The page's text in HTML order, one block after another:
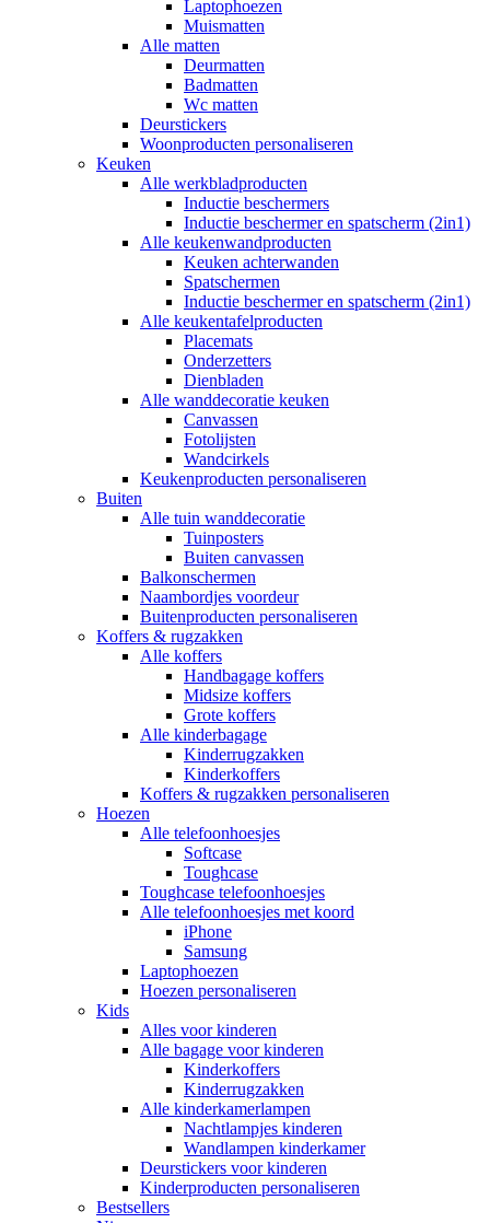
Laptophoezen
Muismatten
Alle matten
Deurmatten
Badmatten
Wc matten
Deurstickers
Woonproducten personaliseren
Keuken
Alle werkbladproducten
Inductie beschermers
Inductie beschermer en spatscherm (2in1)
Alle keukenwandproducten
Keuken achterwanden
Spatschermen
Inductie beschermer en spatscherm (2in1)
Alle keukentafelproducten
Placemats
Onderzetters
Dienbladen
Alle wanddecoratie keuken
Canvassen
Fotolijsten
Wandcirkels
Keukenproducten personaliseren
Buiten
Alle tuin wanddecoratie
Tuinposters
Buiten canvassen
Balkonschermen
Naambordjes voordeur
Buitenproducten personaliseren
Koffers & rugzakken
Alle koffers
Handbagage koffers
Midsize koffers
Grote koffers
Alle kinderbagage
Kinderrugzakken
Kinderkoffers
Koffers & rugzakken personaliseren
Hoezen
Alle telefoonhoesjes
Softcase
Toughcase
Toughcase telefoonhoesjes
Alle telefoonhoesjes met koord
iPhone
Samsung
Laptophoezen
Hoezen personaliseren
Kids
Alles voor kinderen
Alle bagage voor kinderen
Kinderkoffers
Kinderrugzakken
Alle kinderkamerlampen
Nachtlampjes kinderen
Wandlampen kinderkamer
Deurstickers voor kinderen
Kinderproducten personaliseren
Bestsellers